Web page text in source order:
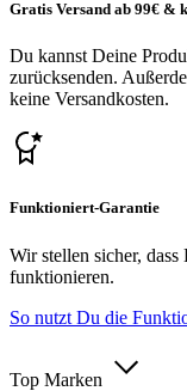
Gratis Versand ab 99€ &
Du kannst Deine
zurücksenden.
keine Versandkosten.
Funktioniert-Garantie
Wir stellen sicher,
funktionieren.
So nutzt Du die
Top Marken